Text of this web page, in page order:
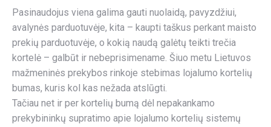
Pasinaudojus viena galima gauti nuolaidą, pavyzdžiui,
avalynės parduotuvėje, kita – kaupti taškus perkant maisto
prekių parduotuvėje, o kokią naudą galėtų teikti trečia
kortelė – galbūt ir nebeprisimename. Šiuo metu Lietuvos
mažmeninės prekybos rinkoje stebimas lojalumo kortelių
bumas, kuris kol kas nežada atslūgti.
Tačiau net ir per kortelių bumą dėl nepakankamo
prekybininkų supratimo apie lojalumo kortelių sistemų